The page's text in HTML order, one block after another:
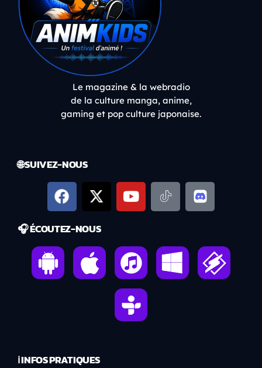
Le magazine & la webradio
de la culture manga, anime,
gaming et pop culture japonaise.
🌐 SUIVEZ-NOUS
🎧 ÉCOUTEZ-NOUS
ℹ️ INFOS PRATIQUES